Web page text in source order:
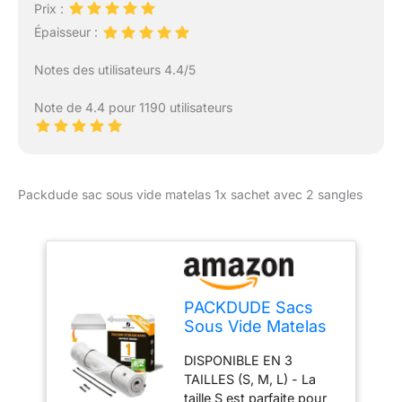
circulation de l’air. Elle
chaleur et l’humidité pour
confortable.
sensibles. 【Ultra-
Couchage】 Grâce aux
ressorts ensachés
individuels et à la
mousse à mémoire de
forme, le matelas
absorbe parfaitement les
mouvements, vibrations
et bruits. Profitez d’un
sommeil paisible, même
Prix :
Épaisseur :
Notes des utilisateurs 4.4/5
Note de 4.4 pour 1190 utilisateurs
Packdude sac sous vide matelas 1x sachet avec 2 sangles
PACKDUDE Sacs
Sous Vide Matelas
(Taille du sac :
240x200cm) I XXL
DISPONIBLE EN 3
TAILLES (S, M, L) - La
taille S est parfaite pour